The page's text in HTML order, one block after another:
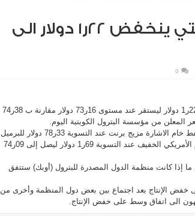
سعر برميل النفط الكويتي ينخفض 22ر1 دولار الى
0
انخفض سعر برميل النفط الكويتي في تداولات أمس 22ر1 دولار ليستقر عند مستوى 16ر73 دولار مقارنة ب 38ر74
المعلن من مؤسسة البترول الكويتية اليوم.
وفي أسواق النفط العالمية سجل سعر العقود الآجلة لنفط خام الاشارة مزيج برنت عند التسوية 33ر78 دولار للبرميل
منخفضا 35ر1 دولار كما انخفض سعر عقود النفط الخام الأمريكي الخفيف عند التسوية 69ر1 دولار ليصل إلى 09ر74
إذا كانت منظمة الدول المصدرة للبترول (أوبك) ستتفق
خفض الإنتاج بعد اجتماع بين بعض دول المنظمة وأخرى من
الى اتفاق وسط على خفض الإنتاج.